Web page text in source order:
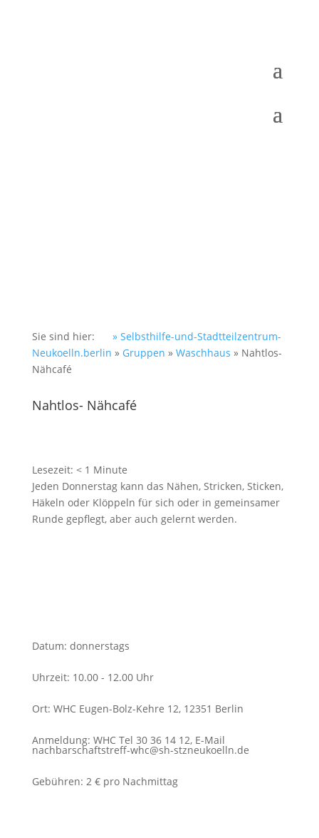
Sie sind hier:
» Selbsthilfe-und-Stadtteilzentrum-
Neukoelln.berlin » Gruppen » Waschhaus » Nahtlos-
Nähcafé
Nahtlos- Nähcafé
Lesezeit: < 1 Minute
Jeden Donnerstag kann das Nähen, Stricken, Sticken,
Häkeln oder Klöppeln für sich oder in gemeinsamer
Runde gepflegt, aber auch gelernt werden.
Datum: donnerstags
Uhrzeit: 10.00 - 12.00 Uhr
Ort: WHC Eugen-Bolz-Kehre 12, 12351 Berlin
Anmeldung: WHC Tel 30 36 14 12, E-Mail
nachbarschaftstreff-whc@sh-stzneukoelln.de
Gebühren: 2 € pro Nachmittag